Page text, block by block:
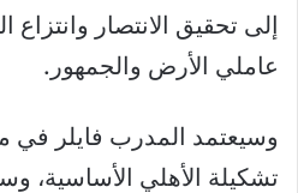
إلى تحقيق الانتصار وانتزاع
عاملي الأرض والجمهور.
وسيعتمد المدرب فايلر في
تشكيلة الأهلي الأساسية،